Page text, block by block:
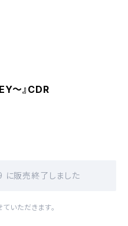
〜』CDR
販売終了しました
いただきます。